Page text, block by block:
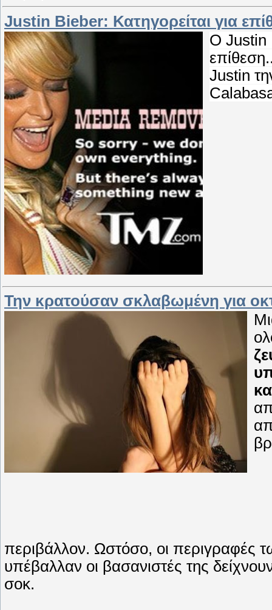
Justin Bieber: Κατηγορείται για
O Justin
Justin
Την κρατούσαν σκλαβωμένη για
περιβάλλον. Ωστόσο, οι περιγραφές
υπέβαλλαν οι βασανιστές της
σοκ.